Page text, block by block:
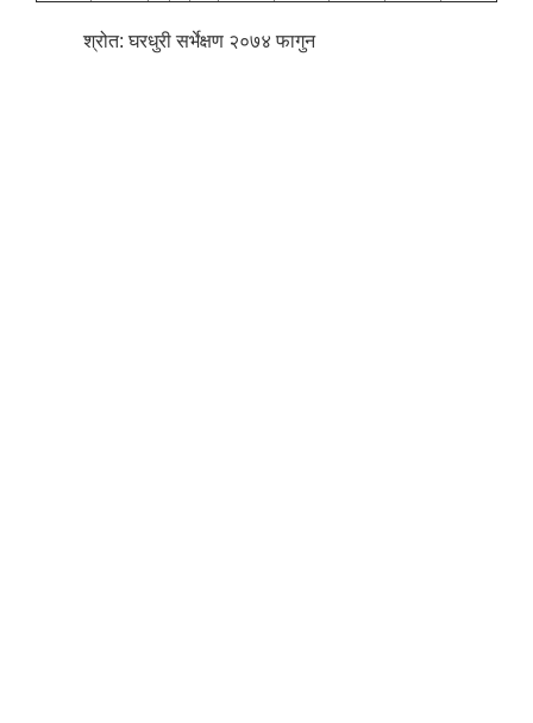
श्रोत: घरधुरी सर्भेक्षण २०७४ फागुन